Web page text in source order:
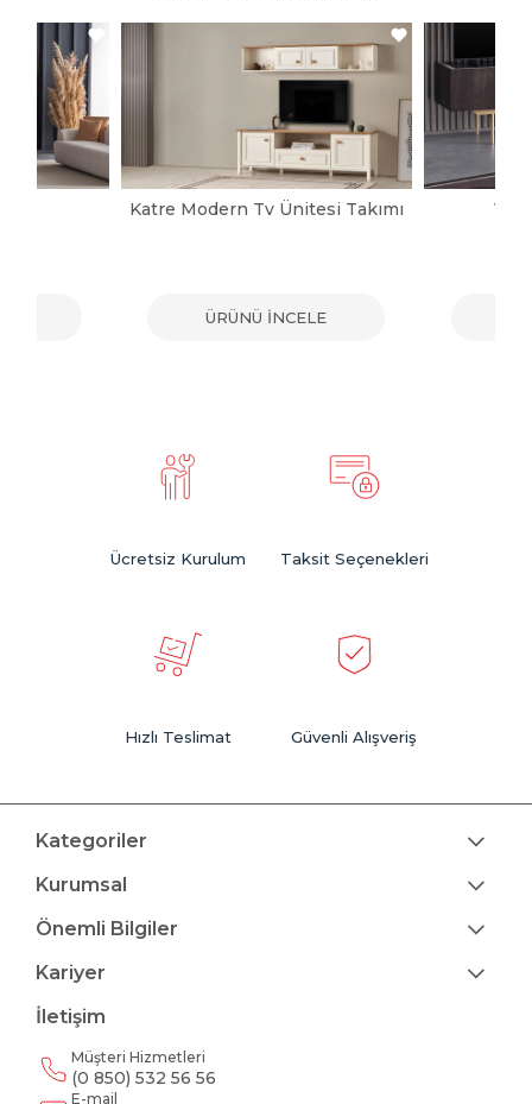
Katre Modern Tv Ünitesi Takımı
ÜRÜNÜ İNCELE
Ücretsiz Kurulum Taksit Seçenekleri
Hızlı Teslimat Güvenli Alışveriş
Kategoriler
Kurumsal
Önemli Bilgiler
Kariyer
İletişim
Müşteri Hizmetleri
(0 850) 532 56 56
E-mail